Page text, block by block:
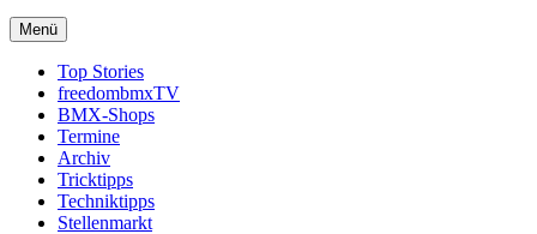
Menü
Top Stories
freedombmxTV
BMX-Shops
Termine
Archiv
Tricktipps
Techniktipps
Stellenmarkt